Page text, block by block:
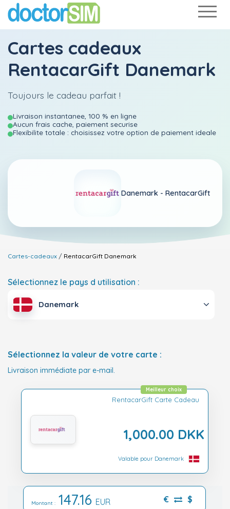
Cartes cadeaux
RentacarGift Danemark
Toujours le cadeau parfait !
Livraison instantanee, 100 % en ligne
Aucun frais cache, paiement securise
Flexibilite totale : choisissez votre option de paiement ideale
Danemark - RentacarGift
Cartes-cadeaux RentacarGift Danemark
Sélectionnez le pays d utilisation :
Danemark
Sélectionnez la valeur de votre carte :
Livraison immédiate par e-mail.
RentacarGift Carte Cadeau
1,000.00 DKK
Meilleur choix
Valable pour Danemark
Montant : 147.16 EUR € $